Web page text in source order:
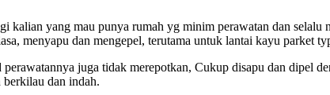
kalian yang mau punya rumah yg minim perawatan dan
menyapu dan mengepel, terutama untuk lantai kayu parket
juga tidak merepotkan, Cukup disapu dan dipel
dan indah.